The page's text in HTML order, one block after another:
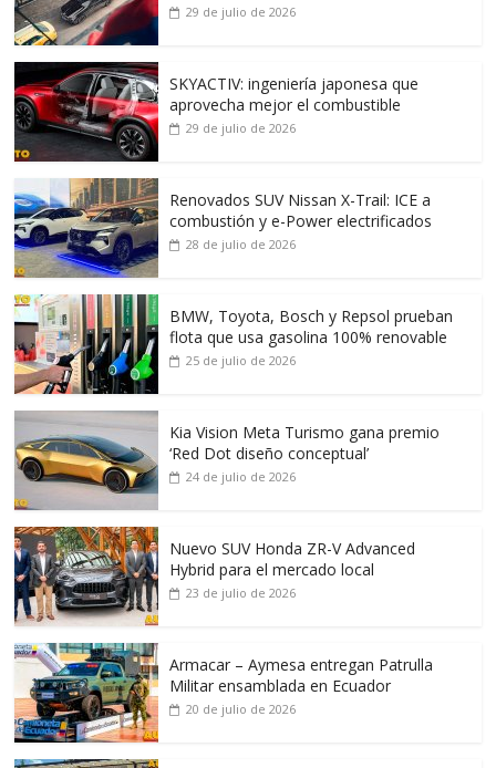
29 de julio de 2026
SKYACTIV: ingeniería japonesa que
aprovecha mejor el combustible
29 de julio de 2026
Renovados SUV Nissan X-Trail: ICE a
combustión y e-Power electrificados
28 de julio de 2026
BMW, Toyota, Bosch y Repsol prueban
flota que usa gasolina 100% renovable
25 de julio de 2026
Kia Vision Meta Turismo gana premio
‘Red Dot diseño conceptual’
24 de julio de 2026
Nuevo SUV Honda ZR-V Advanced
Hybrid para el mercado local
23 de julio de 2026
Armacar – Aymesa entregan Patrulla
Militar ensamblada en Ecuador
20 de julio de 2026